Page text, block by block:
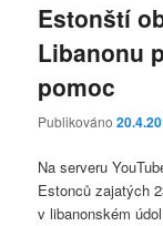
Estonští
Libanonu
pomoc
Publikováno
Na serveru
Estonců zajatých
v libanonském